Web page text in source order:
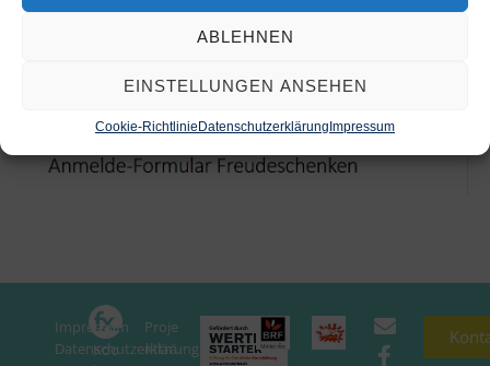
ABLEHNEN
EINSTELLUNGEN ANSEHEN
Cookie-Richtlinie Datenschutzerklärung Impressum
Impressum
Datenschutzerklärung
In
Koo
Proje
ktträ